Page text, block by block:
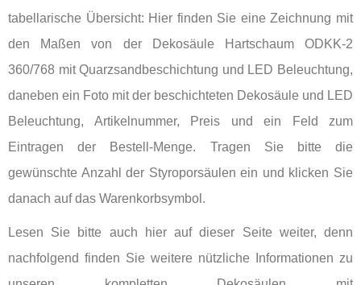
tabellarische Übersicht: Hier finden Sie eine Zeichnung mit
den Maßen von der Dekosäule Hartschaum ODKK-2
360/768 mit Quarzsandbeschichtung und LED Beleuchtung,
daneben ein Foto mit der beschichteten Dekosäule und LED
Beleuchtung, Artikelnummer, Preis und ein Feld zum
Eintragen der Bestell-Menge. Tragen Sie bitte die
gewünschte Anzahl der Styroporsäulen ein und klicken Sie
danach auf das Warenkorbsymbol.
Lesen Sie bitte auch hier auf dieser Seite weiter, denn
nachfolgend finden Sie weitere nützliche Informationen zu